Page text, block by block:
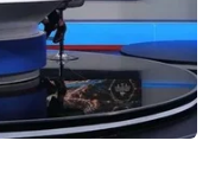
sử dụng